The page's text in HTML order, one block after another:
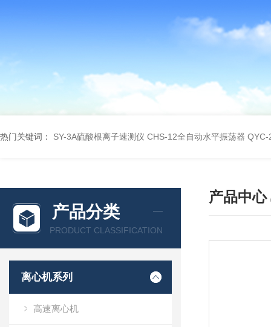
热门关键词： SY-3A硫酸根离子速测仪 CHS-12全自动水平振荡器 QYC-
产品分类
PRODUCT CLASSIFICATION
离心机系列
高速离心机
产品中心